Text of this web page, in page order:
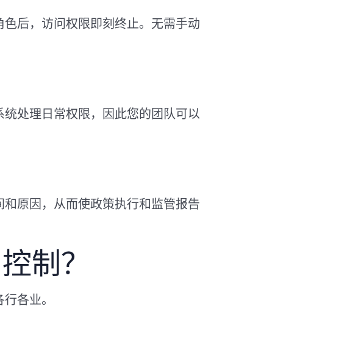
后，访问权限即刻终止。无需手动
处理日常权限，因此您的团队可以
原因，从而使政策执行和监管报告
制？
各业。